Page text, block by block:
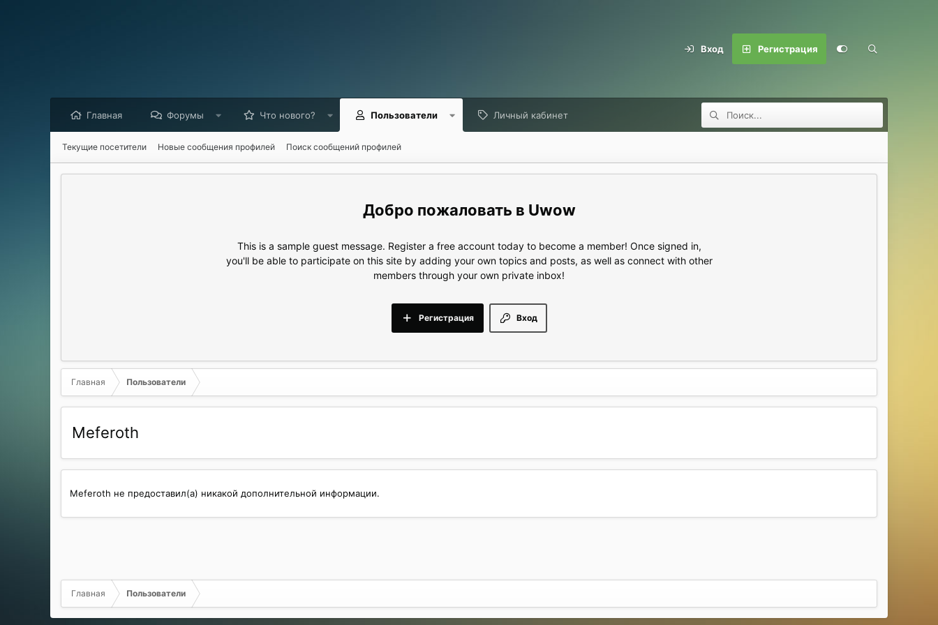
Вход Регистрация
Главная Форумы Что нового? Пользователи Личный кабинет
Текущие посетители Новые сообщения профилей Поиск сообщений профилей
Uwow
This is a sample guest message. Register a free account today to become a member! Once signed in,
you'll be able to participate on this site by adding your own topics and posts, as well as connect with other
members through your own private inbox!
Вход
Регистрация
Главная Пользователи
Meferoth
Meferoth не предоставил(а) никакой дополнительной информации.
Главная Пользователи